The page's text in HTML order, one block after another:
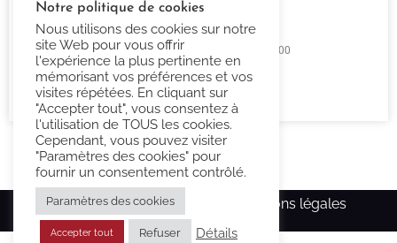
23 Boulevard de Guizard 12500 Espalion
Lundi au Vendredi 9h00 -12h00 / 14h00 - 18h00
Fermé Samedi et Dimanche
Copyright Confort-3000.fr – Mentions légales
Notre politique de cookies
Nous utilisons des cookies sur notre
site Web pour vous offrir
l'expérience la plus pertinente en
mémorisant vos préférences et vos
visites répétées. En cliquant sur
"Accepter tout", vous consentez à
l'utilisation de TOUS les cookies.
Cependant, vous pouvez visiter
"Paramètres des cookies" pour
fournir un consentement contrôlé.
Paramètres des cookies
Accepter tout Refuser Détails